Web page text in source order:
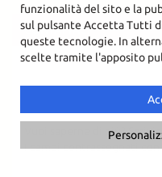
Ho letto e accetto
Acconsento al
Invia
CONTATTACI
PERMUTA
Vuoi saperne di più?
I campi contrassegnati
funzionalità del sito e la
sul pulsante Accetta Tutti
queste tecnologie. In
scelte tramite l'apposito